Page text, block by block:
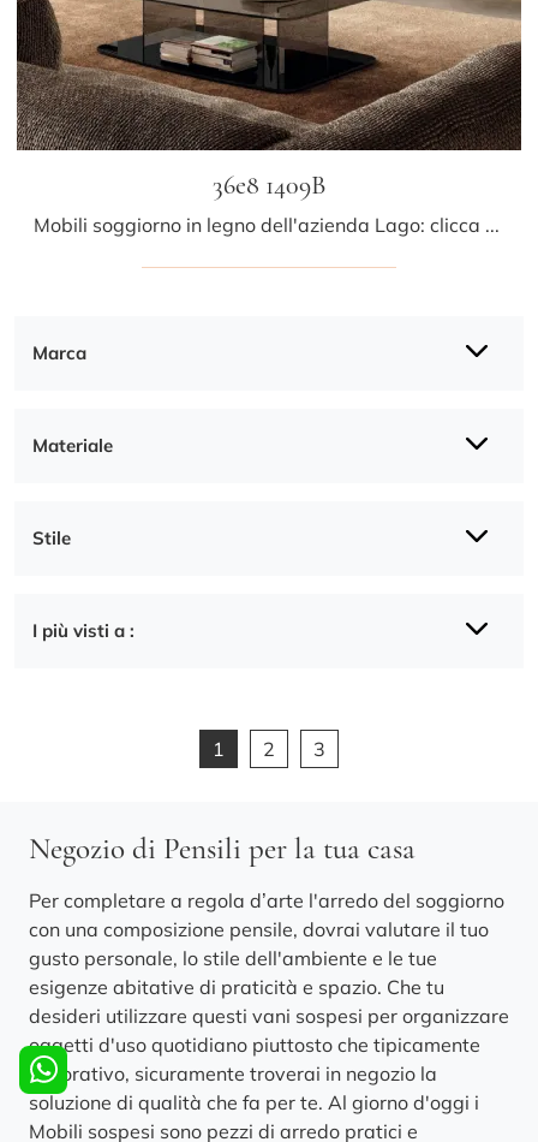
Marca
Materiale
Stile
I più visti a :
36e8 1409B
Mobili soggiorno in legno dell'azienda Lago: clicca e scopri il modello 36e8 1409B tra le più esclusive soluzioni per il soggiorno.
1 2 3
Negozio di Pensili per la tua casa
Per completare a regola d’arte l'arredo del soggiorno
con una composizione pensile, dovrai valutare il tuo
gusto personale, lo stile dell'ambiente e le tue
esigenze abitative di praticità e spazio. Che tu
desideri utilizzare questi vani sospesi per organizzare
oggetti d'uso quotidiano piuttosto che tipicamente
decorativo, sicuramente troverai in negozio la
soluzione di qualità che fa per te. Al giorno d'oggi i
Mobili sospesi sono pezzi di arredo pratici e